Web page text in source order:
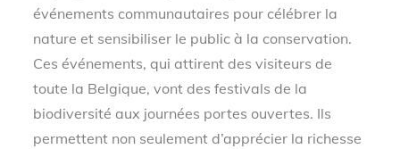
événements communautaires pour célébrer la
nature et sensibiliser le public à la conservation.
Ces événements, qui attirent des visiteurs de
toute la Belgique, vont des festivals de la
biodiversité aux journées portes ouvertes. Ils
permettent non seulement d’apprécier la richesse